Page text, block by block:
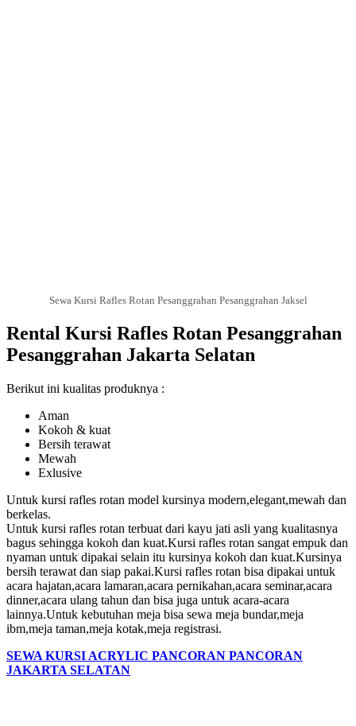
Sewa Kursi Rafles Rotan Pesanggrahan Pesanggrahan Jaksel
Rental Kursi Rafles Rotan Pesanggrahan
Pesanggrahan Jakarta Selatan
Berikut ini kualitas produknya :
Aman
Kokoh & kuat
Bersih terawat
Mewah
Exlusive
Untuk kursi rafles rotan model kursinya modern,elegant,mewah dan
berkelas.
Untuk kursi rafles rotan terbuat dari kayu jati asli yang kualitasnya
bagus sehingga kokoh dan kuat.Kursi rafles rotan sangat empuk dan
nyaman untuk dipakai selain itu kursinya kokoh dan kuat.Kursinya
bersih terawat dan siap pakai.Kursi rafles rotan bisa dipakai untuk
acara hajatan,acara lamaran,acara pernikahan,acara seminar,acara
dinner,acara ulang tahun dan bisa juga untuk acara-acara
lainnya.Untuk kebutuhan meja bisa sewa meja bundar,meja
ibm,meja taman,meja kotak,meja registrasi.
SEWA KURSI ACRYLIC PANCORAN PANCORAN
JAKARTA SELATAN